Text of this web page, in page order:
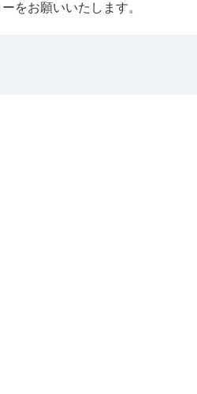
をお願いいたします。